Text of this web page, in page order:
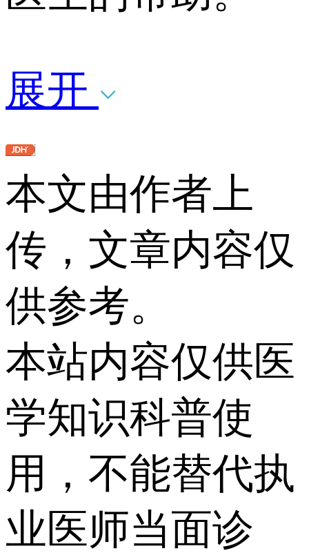
展开
本文由作者上
传，文章内容仅
供参考。
本站内容仅供医
学知识科普使
用，不能替代执
业医师当面诊